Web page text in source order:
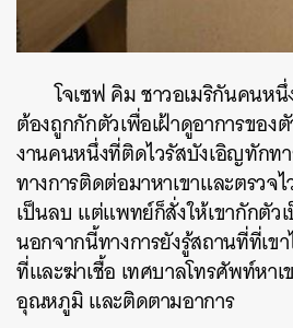
โจเซฟ คิม ชาวอเมริกันคนห
ต้องถูกกักตัวเพื่อเฝ้าดูอาการของ
งานคนหนึ่งที่ติดไวรัสบังเอิญทักท
ทางการติดต่อมาหาเขาและตรวจ
เป็นลบ แต่แพทย์ก็สั่งให้เขากักตัวเ
นอกจากนี้ทางการยังรู้สถานที่ที่เ
ที่และฆ่าเชื้อ เทศบาลโทรศัพท์หา
อุณหภูมิ และติดตามอาการ